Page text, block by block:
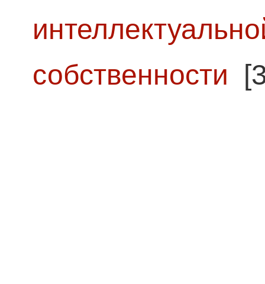
собственности